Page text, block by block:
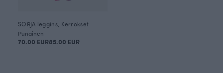
SORJA leggins, Kerrokset
Punainen
70.00 EUR85.00 EUR